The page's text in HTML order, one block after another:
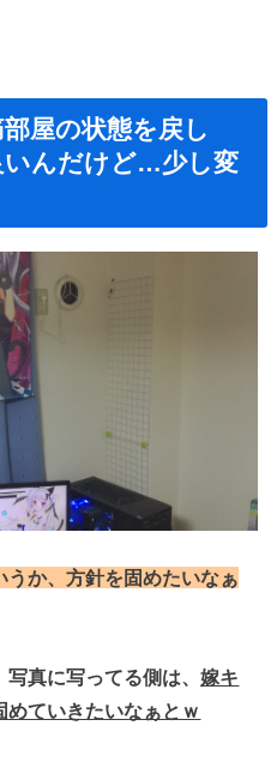
屋の状態を戻し
んだけど…少し変
か、方針を固めたいなぁ
写真に写ってる側は、嫁キ
めていきたいなぁとｗ